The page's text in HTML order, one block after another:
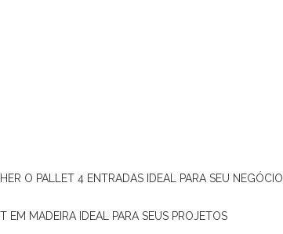
O PALLET 4 ENTRADAS IDEAL PARA SEU NEGÓCIO
EM MADEIRA IDEAL PARA SEUS PROJETOS